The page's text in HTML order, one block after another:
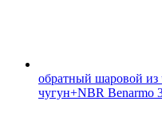
обратный шаровой
чугун+NBR Benarmo